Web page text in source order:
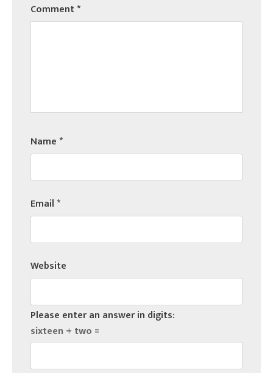
Comment*
Name*
Email*
Website
Please enter an answer in digits:
sixteen + two =